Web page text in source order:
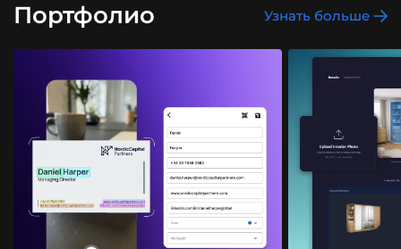
Портфолио Узнать больше